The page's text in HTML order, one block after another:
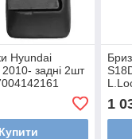
Hyundai
задні 2шт
Купити
1